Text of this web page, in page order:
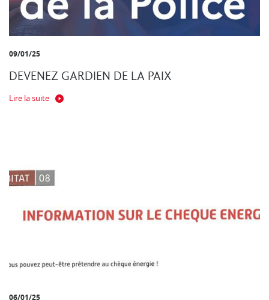
09/01/25
DEVENEZ GARDIEN DE LA PAIX
Lire la suite
06/01/25